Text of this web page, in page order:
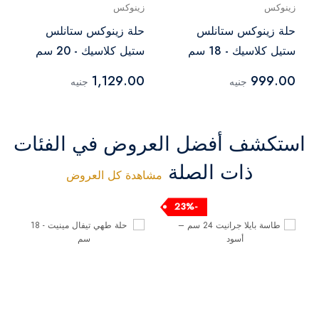
زينوكس
حلة زينوكس ستانلس
ستيل كلاسيك - 18 سم
999.00 جنيه
زينوكس
حلة زينوكس ستانلس
ستيل كلاسيك - 20 سم
1,129.00 جنيه
استكشف أفضل العروض في الفئات
ذات الصلة مشاهدة كل العروض
-23%